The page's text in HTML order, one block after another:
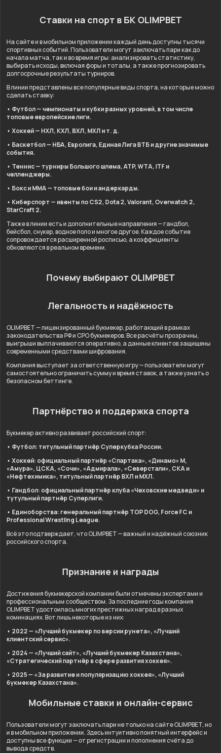
Ставки на спорт в БК OLIMPBET
На сайте и в мобильном приложении каждый день доступны тысячи
спортивных событий. Пользователи могут заключать пари как до
начала матча, так и во время игры: анализировать статистику,
выбирать исходы, включая форы и тоталы, а также прогнозировать
долгосрочные результаты турниров.
В линии представлены все популярные виды спорта, на которые можно
сделать ставку:
• Футбол — чемпионаты и кубки разных уровней, в том числе
топовые европейские лиги.
• Хоккей — НХЛ, КХЛ, ВХЛ, МХЛ и т. д.
• Баскетбол — НБА, Евролига, Единая Лига ВТБ и другие значимые
события.
• Теннис — турниры Большого шлема, ATP, WTA, ITF и
челленджеры.
• Бокс и ММА — топовые бои и андеркарды.
• Киберспорт — ивенты по CS2, Dota 2, Valorant, Overwatch 2,
StarCraft 2.
Также в линии есть и дополнительные направления — гандбол,
бейсбол, снукер, водное поло и многое другое. Каждое событие
сопровождается расширенной росписью, а коэффициенты
обновляются в реальном времени.
Почему выбирают OLIMPBET
Легальность и надёжность
OLIMPBET — лицензированный букмекер, работающий в рамках
законодательства РФ и СРО букмекеров. Все расчёты прозрачны,
выигрыши выплачиваются оперативно, а данные клиентов защищены
современными средствами шифрования.
Компания выступает за ответственную игру — пользователи могут
самостоятельно ограничить сумму и время ставок, а также узнать о
безопасном беттинге.
Партнёрство и поддержка спорта
Букмекер активно развивает российский спорт:
• Футбол: титульный партнёр Суперкубка России.
• Хоккей: официальный партнёр «Спартака», «Динамо» М,
«Амура», ЦСКА, «Сочи», «Адмирала», «Северстали», СКА и
«Нефтехимика», титульный партнёр ВХЛ и МХЛ.
• Гандбол: официальный партнёр клуба «Чеховские медведи» и
тутульный партнёр Суперлиги.
• Единоборства: генеральный партнёр TOP DOG, Force FC и
Professional Wrestling League.
Всё это подтверждает, что OLIMPBET — важный и надёжный союзник
российского спорта.
Признание и награды
Достижения букмекерской компании были отмечены экспертами и
профессиональным сообществом. За последние годы компания
OLIMPBET удостоилась многих престижных наград в разных
номинациях. Вот лишь некоторые из них:
• 2022 — «Лучший букмекер по версии рунета», «Лучший
клиентский сервис».
• 2024 — «Лучший сайт», «Лучший букмекер Казахстана»,
«Стратегический партнёр в сфере развития хоккея».
• 2025 — «За развитие и популяризацию хоккея», «Лучший
букмекер Казахстана».
Мобильные ставки и онлайн-сервис
Пользователи могут заключать пари не только на сайте OLIMPBET, но
и в мобильном приложении. Здесь интуитивно понятный интерфейс и
доступны все функции — от регистрации и пополнения счёта до
вывода средств.